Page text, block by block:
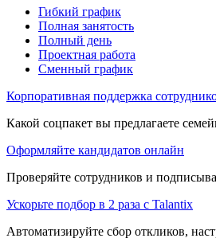
Гибкий график
Полная занятость
Полный день
Проектная работа
Сменный график
Корпоративная поддержка
Какой соцпакет вы предлагаете
Оформляйте кандидатов онлайн
Проверяйте сотрудников и
Ускорьте подбор в 2 раза с Talantix
Автоматизируйте сбор откликов,